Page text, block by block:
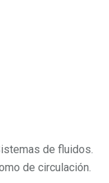
de fluidos.
de circulación.